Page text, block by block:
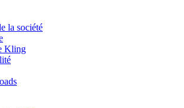
la société
Kling